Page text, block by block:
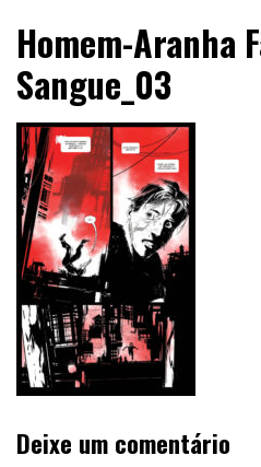
Central Comics
Homem-Aranha
Sangue_03
Deixe um comentário